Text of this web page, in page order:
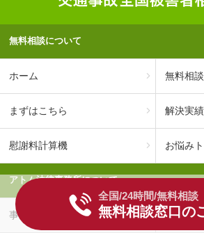
全国/24時間/無料相談
無料相談窓口の
無料相談について
ホーム 無料相談
まずはこちら 解決実績
慰謝料計算機 お悩み
アトム法律事務所について
事務所概要 料金費用